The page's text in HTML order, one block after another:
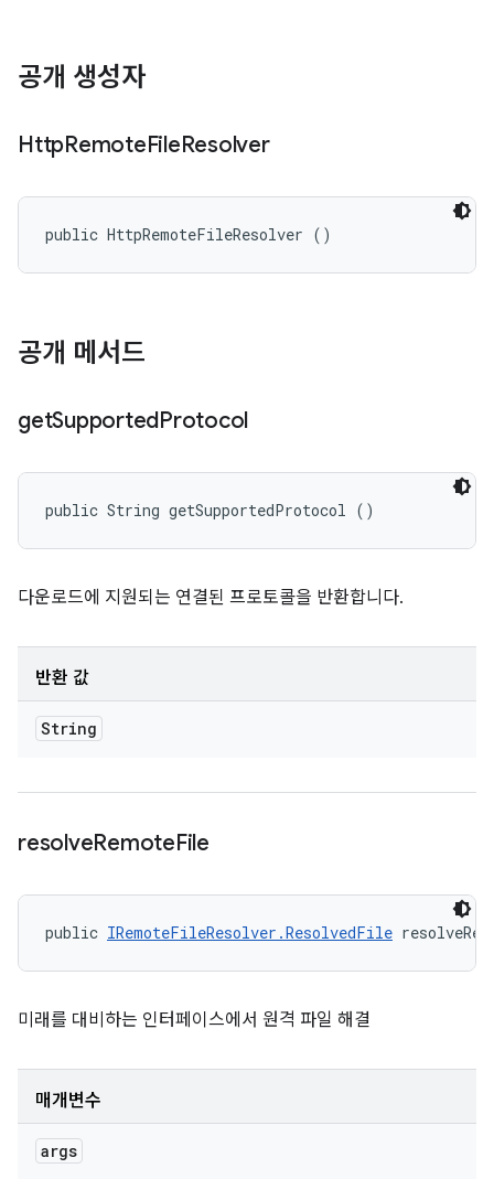
공개 생성자
HttpRemoteFileResolver
public HttpRemoteFileResolver ()
공개 메서드
getSupportedProtocol
public String getSupportedProtocol ()
다운로드에 지원되는 연결된 프로토콜을 반환합니다.
반환 값
String
resolveRemoteFile
public IRemoteFileResolver.ResolvedFile
미래를 대비하는 인터페이스에서 원격 파일 해결
매개변수
args